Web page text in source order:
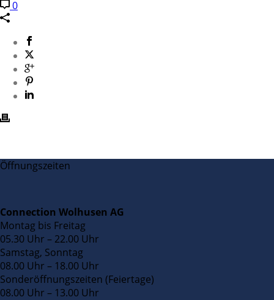
0
Öffnungszeiten
Connection Wolhusen AG
Montag bis Freitag
05.30 Uhr – 22.00 Uhr
Samstag, Sonntag
08.00 Uhr – 18.00 Uhr
Sonderöffnungszeiten (Feiertage)
08.00 Uhr – 13.00 Uhr